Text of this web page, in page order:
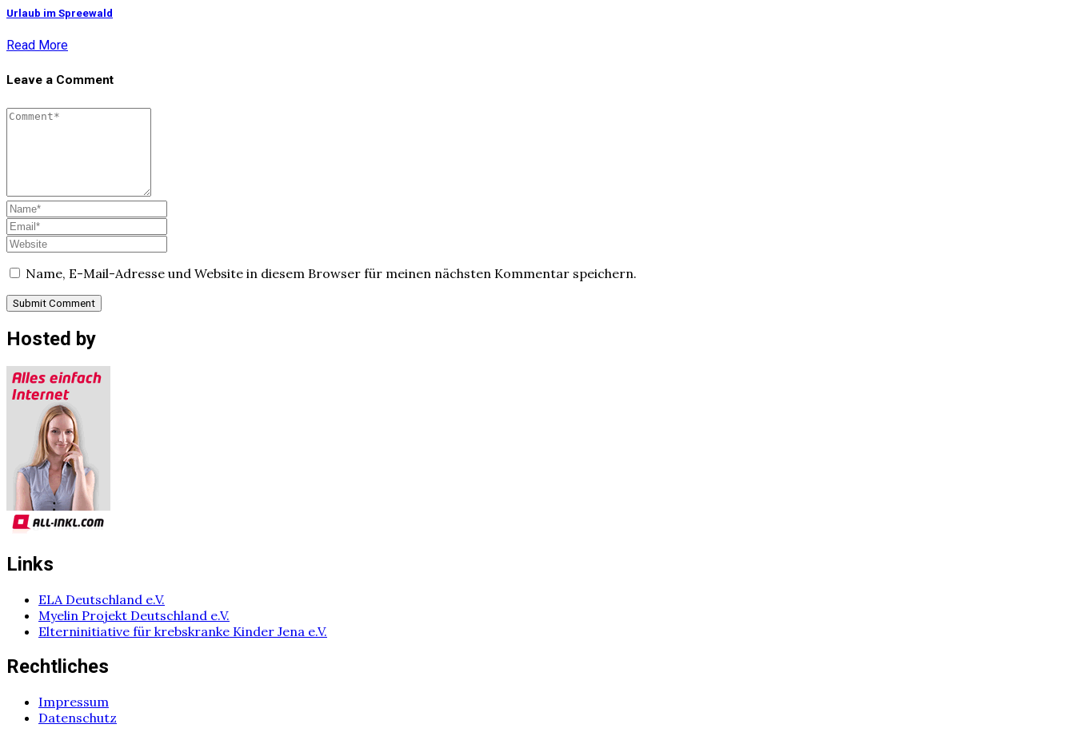
Urlaub im Spreewald
Read More
Leave a Comment
Name, E-Mail-Adresse und Website in diesem Browser für meinen nächsten Kommentar speichern.
Hosted by
Links
ELA Deutschland e.V.
Myelin Projekt Deutschland e.V.
Elterninitiative für krebskranke Kinder Jena e.V.
Rechtliches
Impressum
Datenschutz